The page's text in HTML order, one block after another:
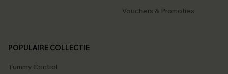
Vouchers & Promoties
POPULAIRE COLLECTIE
Tummy Control